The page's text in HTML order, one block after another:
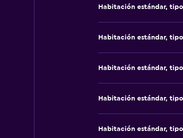
Habitación estándar,
Habitación estándar,
Habitación estándar,
Habitación estándar,
Habitación estándar,